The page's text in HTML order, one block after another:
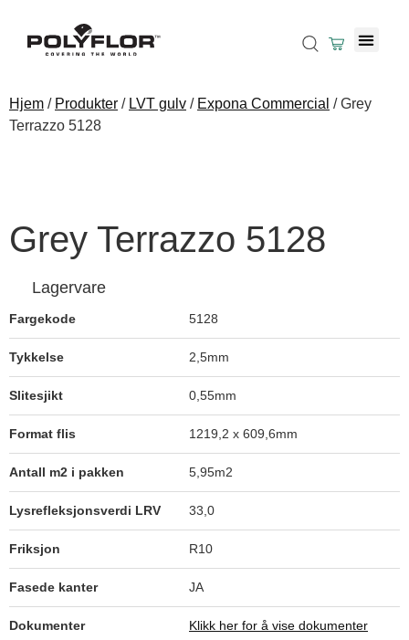
Hjem / Produkter / LVT gulv / Expona Commercial / Grey
Terrazzo 5128
Grey Terrazzo 5128
Lagervare
Fargekode 5128
Tykkelse 2,5mm
Slitesjikt 0,55mm
Format flis 1219,2 x 609,6mm
Antall m2 i pakken 5,95m2
Lysrefleksjonsverdi LRV 33,0
Friksjon R10
Fasede kanter JA
Dokumenter Klikk her for å vise dokumenter
Naked Blond Oak 4222
Pure Cement 5034
Tan Cement 5035
Warm Grey Concrete 5064